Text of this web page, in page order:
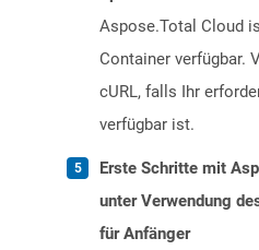
Aspose.Total Cloud
Container verfügbar.
cURL, falls Ihr
verfügbar ist.
Erste Schritte mit
unter Verwendung
für Anfänger